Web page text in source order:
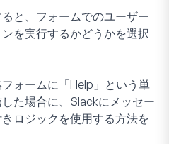
と、フォームでのユーザー
を実行するかどうかを選択
ォームに「Help」という単
た場合に、Slackにメッセー
ロジックを使用する方法を